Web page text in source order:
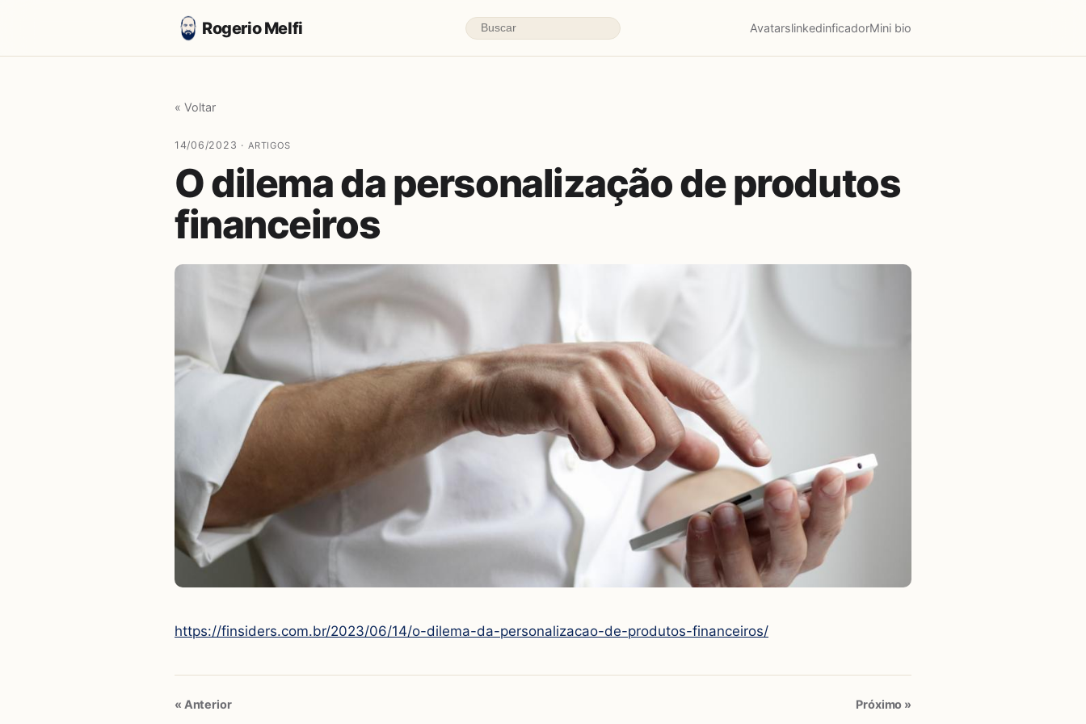
Rogerio Melfi AvatarslinkedinficadorMini bio
« Voltar
14/06/2023 · ARTIGOS
O dilema da personalização de produtos
financeiros
https://finsiders.com.br/2023/06/14/o-dilema-da-personalizacao-de-produtos-financeiros/
« Anterior Próximo »